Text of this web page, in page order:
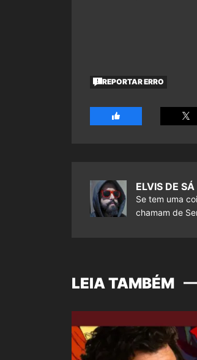
REPORTAR ERRO
ELVIS DE SÁ
Se tem uma
chamam de
LEIA TAMBÉM